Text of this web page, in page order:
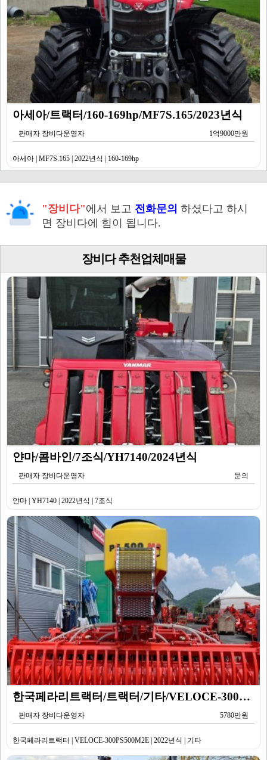
아세아/트랙터/160-169hp/MF7S.165/2023년식
판매자 장비다운영자 1억9000만원
아세아 | MF7S.165 | 2022년식 | 160-169hp
"장비다"에서 보고 전화문의 하셨다고 하시
면 장비다에 힘이 됩니다.
장비다 추천업체매물
얀마/콤바인/7조식/YH7140/2024년식
판매자 장비다운영자 문의
얀마 | YH7140 | 2022년식 | 7조식
한국페라리트랙터/트랙터/기타/VELOCE-300PS500M2E/2022년식
판매자 장비다운영자 5780만원
한국페라리트랙터 | VELOCE-300PS500M2E | 2022년식 | 기타